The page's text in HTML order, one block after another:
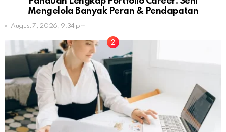
Mengelola Banyak Peran & Pendapatan
August 7, 2026, 9:34 pm